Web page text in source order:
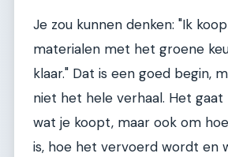
Je zou kunnen denken: "Ik
materialen met het groene
klaar." Dat is een goed begin,
niet het hele verhaal. Het
wat je koopt, maar ook om
is, hoe het vervoerd wordt en